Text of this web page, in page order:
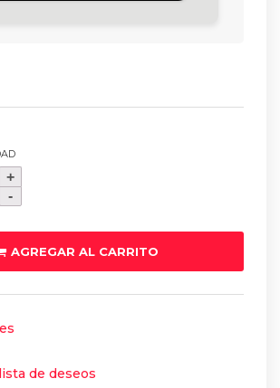
AGREGAR AL CARRITO
de deseos